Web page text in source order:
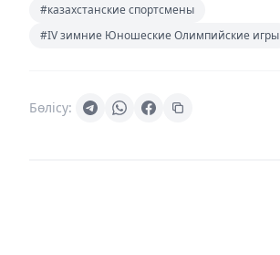
#казахстанские спортсмены
#IV зимние Юношеские Олимпийские игры
Бөлісу: